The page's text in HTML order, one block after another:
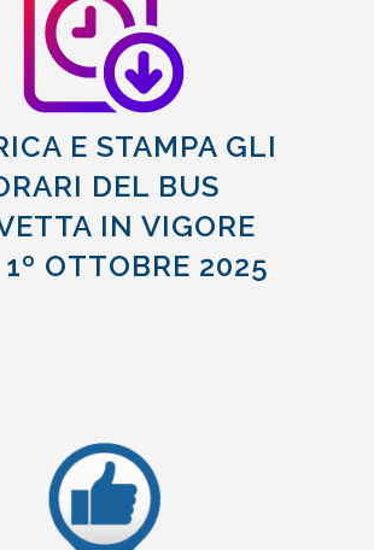
E STAMPA GLI
DEL BUS
IN VIGORE
OTTOBRE 2025